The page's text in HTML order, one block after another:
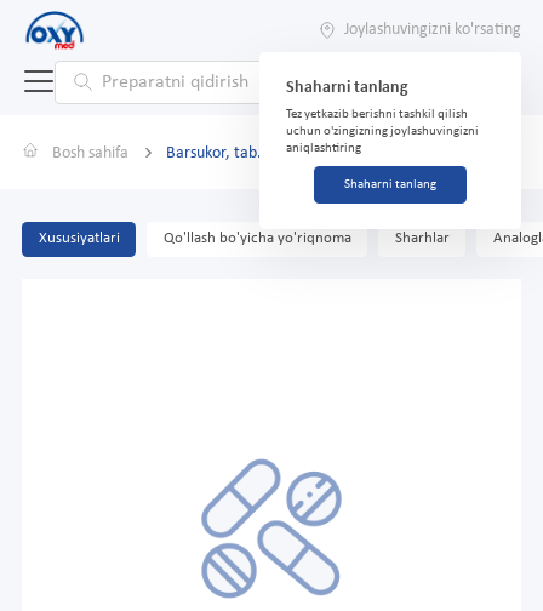
Joylashuvingizni ko'rsating
Shaharni tanlang
Tez yetkazib berishni tashkil qilish
uchun o'zingizning joylashuvingizni
aniqlashtiring
Shaharni tanlang
Bosh sahifa Barsukor, tab. № 30
Xususiyatlari Qo'llash bo'yicha yo'riqnoma Sharhlar